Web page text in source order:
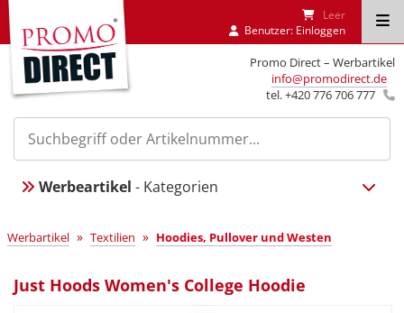
Promo Direct – Werbartikel
info@promodirect.de
tel. +420 776 706 777
Leer
Benutzer: Einloggen
Werbeartikel - Kategorien
Werbartikel » Textilien » Hoodies, Pullover und Westen
Just Hoods Women's College Hoodie